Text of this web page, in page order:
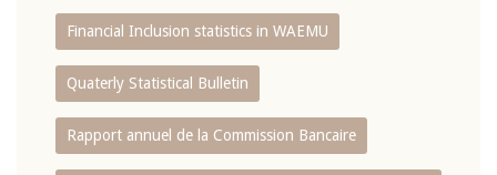
Financial Inclusion statistics in WAEMU
Quaterly Statistical Bulletin
Rapport annuel de la Commission Bancaire